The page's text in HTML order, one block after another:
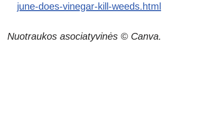
june-does-vinegar-kill-weeds.html
Nuotraukos asociatyvinės © Canva.